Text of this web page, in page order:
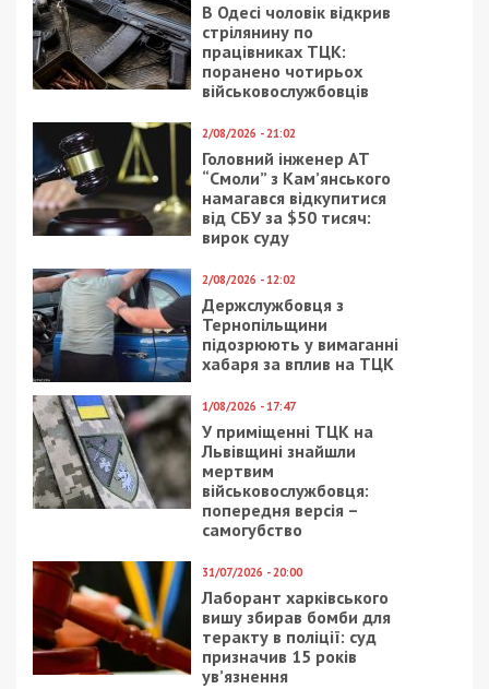
В Одесі чоловік відкрив
стрілянину по
працівниках ТЦК:
поранено чотирьох
військовослужбовців
2/08/2026 - 21:02
Головний інженер АТ
“Смоли” з Кам’янського
намагався відкупитися
від СБУ за $50 тисяч:
вирок суду
2/08/2026 - 12:02
Держслужбовця з
Тернопільщини
підозрюють у вимаганні
хабаря за вплив на ТЦК
1/08/2026 - 17:47
У приміщенні ТЦК на
Львівщині знайшли
мертвим
військовослужбовця:
попередня версія –
самогубство
31/07/2026 - 20:00
Лаборант харківського
вишу збирав бомби для
теракту в поліції: суд
призначив 15 років
ув’язнення